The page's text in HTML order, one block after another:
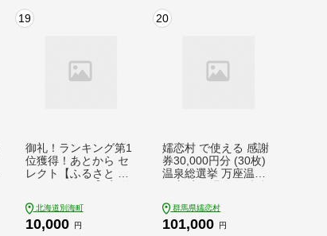
19
御礼！ランキング第1
位獲得！あとから セ
レクト【ふるさと カ
見て あとから 選べ
る！ ギフト （ カタロ
北海道別海町
10,000 円
20
嬬恋村 で使える 感謝
券30,000円分 (30枚)
温泉総選挙 万座温泉
スキー ホテル 旅館 ト
ラベル 父の日 母の日
群馬県嬬恋村
101,000 円